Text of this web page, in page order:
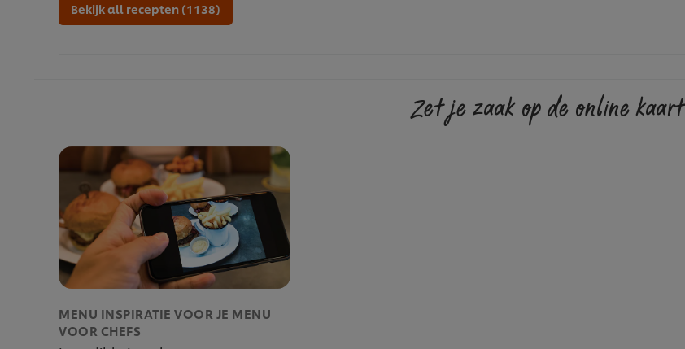
Bekijk all recepten (1138)
Zet je zaak op de online kaart
MENU INSPIRATIE VOOR JE MENU
VOOR CHEFS